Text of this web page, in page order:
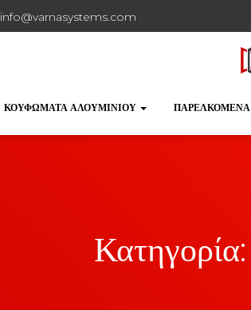
info@varnasystems.com
ΚΟΥΦΏΜΑΤΑ ΑΛΟΥΜΙΝΊΟΥ ΠΑΡΕΛΚΌΜΕΝΑ
Κατηγορία: